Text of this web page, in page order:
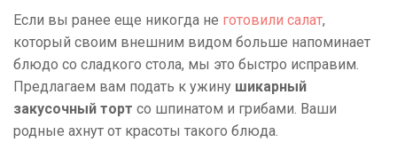
Если вы ранее еще никогда не готовили салат,
который своим внешним видом больше напоминает
блюдо со сладкого стола, мы это быстро исправим.
Предлагаем вам подать к ужину шикарный
закусочный торт со шпинатом и грибами. Ваши
родные ахнут от красоты такого блюда.